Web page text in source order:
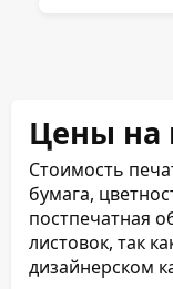
Цены на
Стоимость
бумага,
постпечатная
листовок, так
дизайнерском